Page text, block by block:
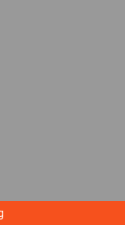
platform handlową